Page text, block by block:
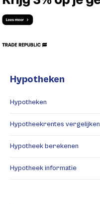
Hypotheken
Hypotheken
Hypotheekrentes vergelijken
Hypotheek berekenen
Hypotheek informatie